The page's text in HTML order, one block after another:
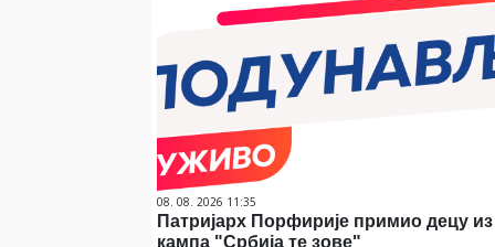
08. 08. 2026 11:35
Патријарх Порфирије примио децу из
кампа "Србија те зове"